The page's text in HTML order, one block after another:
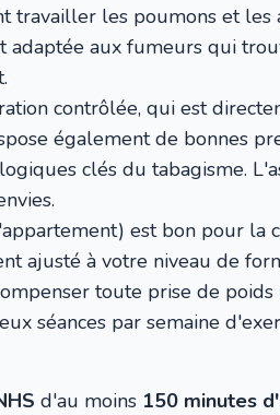
travailler les poumons et les
adaptée aux fumeurs qui
contrôlée, qui est
également de bonnes
clés du tabagisme.
est bon pour la
ajusté à votre niveau de
toute prise de poids
séances par semaine
d'au moins 150 minutes